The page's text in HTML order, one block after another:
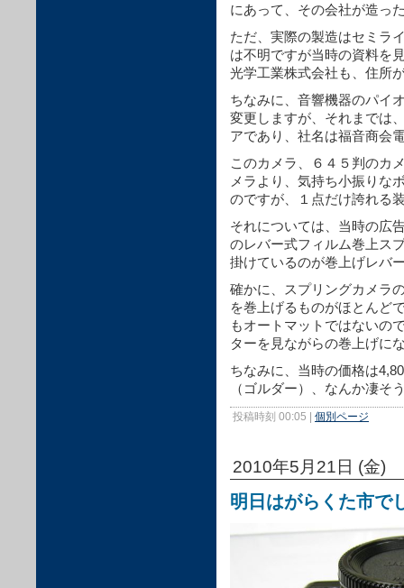
にあって、その会社が造っ
ただ、実際の製造はセミラ
は不明ですが当時の資料を
光学工業株式会社も、住所
ちなみに、音響機器のパイ
変更しますが、それまでは
アであり、社名は福音商会
このカメラ、６４５判のカ
メラより、気持ち小振りな
のですが、１点だけ誇れる
それについては、当時の広
のレバー式フィルム巻上ス
掛けているのが巻上げレバ
確かに、スプリングカメラ
を巻上げるものがほとんど
もオートマットではないの
ターを見ながらの巻上げに
ちなみに、当時の価格は
（ゴルダー）、なんか凄そ
投稿時刻 00:05 | 個別ページ
2010年5月21日 (金)
明日はがらくた市で